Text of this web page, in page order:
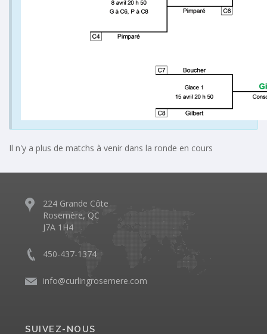
Il n'y a plus de matchs à venir dans la ronde en cours
224 Grande Côte
Rosemère, QC
J7A 1H4
450-437-1374
info@curlingrosemere.com
SUIVEZ-NOUS